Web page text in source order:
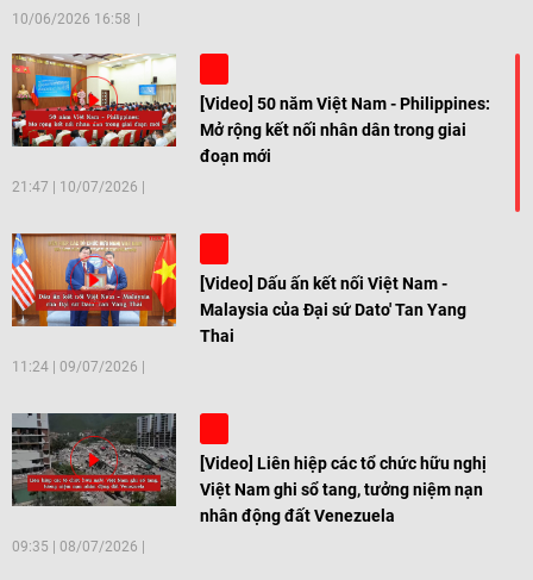
10/06/2026 16:58
[Video] 50 năm Việt Nam - Philippines:
Mở rộng kết nối nhân dân trong giai
đoạn mới
21:47 10/07/2026
[Video] Dấu ấn kết nối Việt Nam -
Malaysia của Đại sứ Dato' Tan Yang
Thai
11:24 09/07/2026
[Video] Liên hiệp các tổ chức hữu nghị
Việt Nam ghi sổ tang, tưởng niệm nạn
nhân động đất Venezuela
09:35 08/07/2026